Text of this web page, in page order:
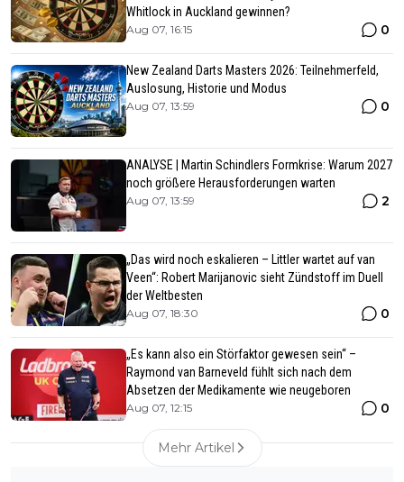
Whitlock in Auckland gewinnen?
Aug 07, 16:15 0
New Zealand Darts Masters 2026: Teilnehmerfeld,
Auslosung, Historie und Modus
Aug 07, 13:59 0
ANALYSE | Martin Schindlers Formkrise: Warum 2027
noch größere Herausforderungen warten
Aug 07, 13:59 2
„Das wird noch eskalieren – Littler wartet auf van
Veen“: Robert Marijanovic sieht Zündstoff im Duell
der Weltbesten
Aug 07, 18:30 0
„Es kann also ein Störfaktor gewesen sein“ –
Raymond van Barneveld fühlt sich nach dem
Absetzen der Medikamente wie neugeboren
Aug 07, 12:15 0
Mehr Artikel